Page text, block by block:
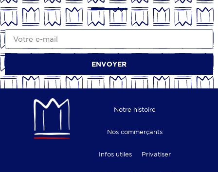
ENVOYER
Notre histoire
Nos commerçants
Infos utiles Privatiser